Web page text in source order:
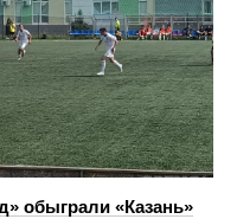
обыграли «Казань»